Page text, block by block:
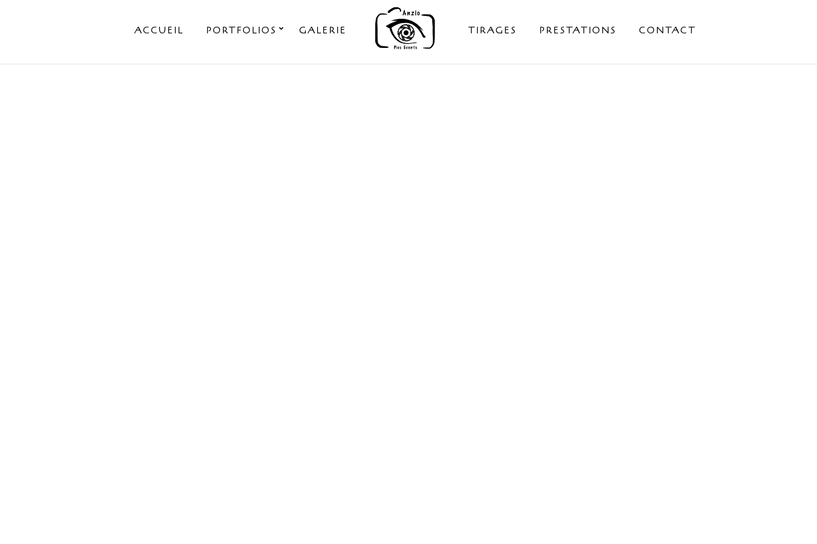
ACCUEIL PORTFOLIOS GALERIE TIRAGES PRESTATIONS CONTACT